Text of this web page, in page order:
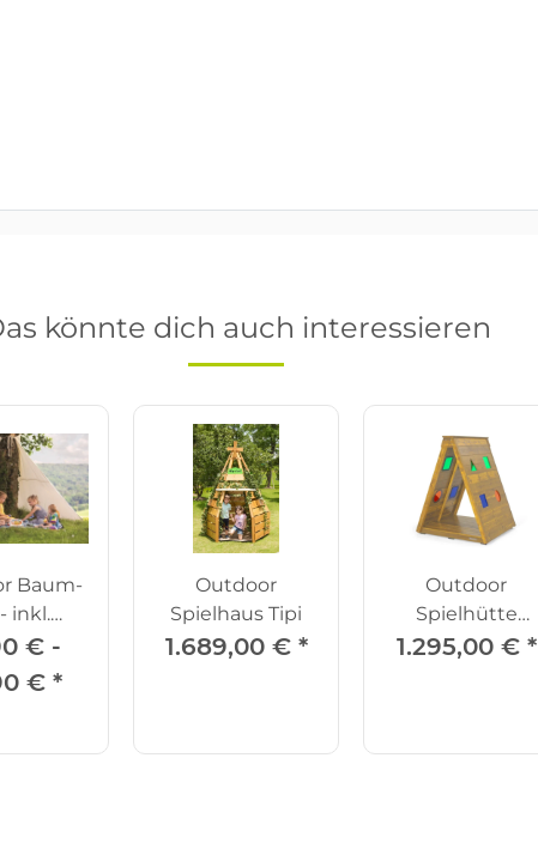
könnte dich auch interessieren
Baum-
inkl.
€ -
€ *
Outdoor
Spielhaus Tipi
1.689,00 € *
Outdoor
Spielhütte
Regenbogen
1.295,00 € *